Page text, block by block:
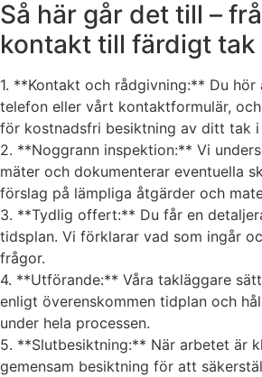
Så här går det till –
kontakt till färdigt tak
1. **Kontakt och rådgivning:** Du
telefon eller vårt kontaktformulär,
för kostnadsfri besiktning av ditt tak i
2. **Noggrann inspektion:** Vi
mäter och dokumenterar eventuella
förslag på lämpliga åtgärder och
3. **Tydlig offert:** Du får en
tidsplan. Vi förklarar vad som ingår
frågor.
4. **Utförande:** Våra takläggare
enligt överenskommen tidplan och
under hela processen.
5. **Slutbesiktning:** När arbetet är
gemensam besiktning för att